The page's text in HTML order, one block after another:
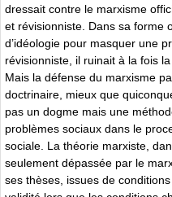
dressait contre le marxisme
et révisionniste. Dans sa forme
d’idéologie pour masquer une
révisionniste, il ruinait à la fois
Mais la défense du marxisme
doctrinaire, mieux que
pas un dogme mais une
problèmes sociaux dans le
sociale. La théorie marxiste,
seulement dépassée par le
ses thèses, issues de